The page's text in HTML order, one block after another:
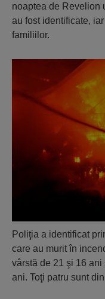
noaptea de Revelion
au fost identificate,
familiilor.
Poliţia a identificat
care au murit în
vârstă de 21 şi 16
ani. Toţi patru sunt